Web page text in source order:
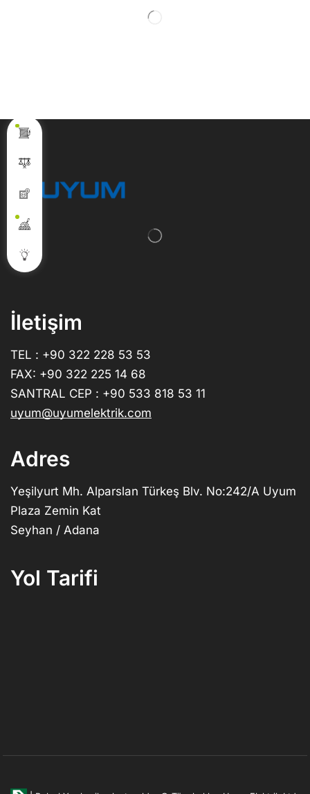
İletişim
TEL : +90 322 228 53 53
FAX: +90 322 225 14 68
SANTRAL CEP : +90 533 818 53 11
uyum@uyumelektrik.com
Adres
Yeşilyurt Mh. Alparslan Türkeş Blv. No:242/A Uyum
Plaza Zemin Kat
Seyhan / Adana
Yol Tarifi